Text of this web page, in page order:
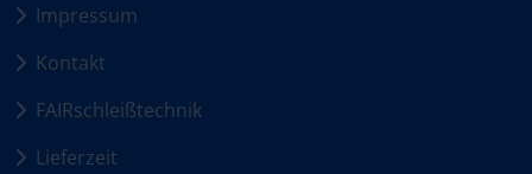
Impressum
Kontakt
FAIRschleißtechnik
Lieferzeit